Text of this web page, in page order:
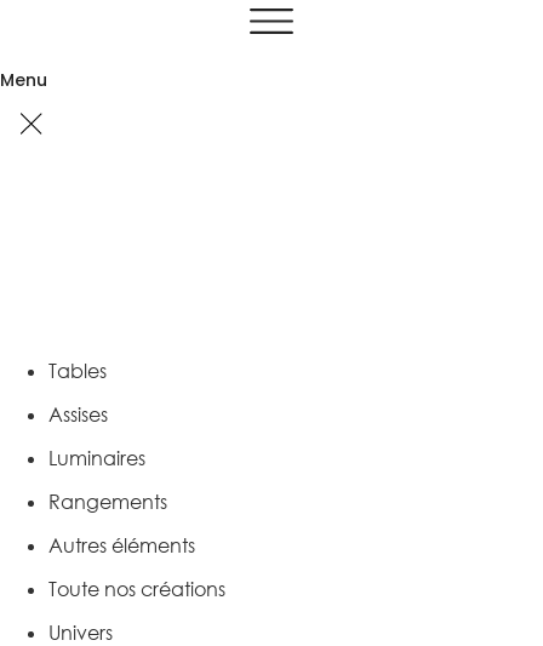
contenu
Menu
Tables
Assises
Luminaires
Rangements
Autres éléments
Toute nos créations
Univers